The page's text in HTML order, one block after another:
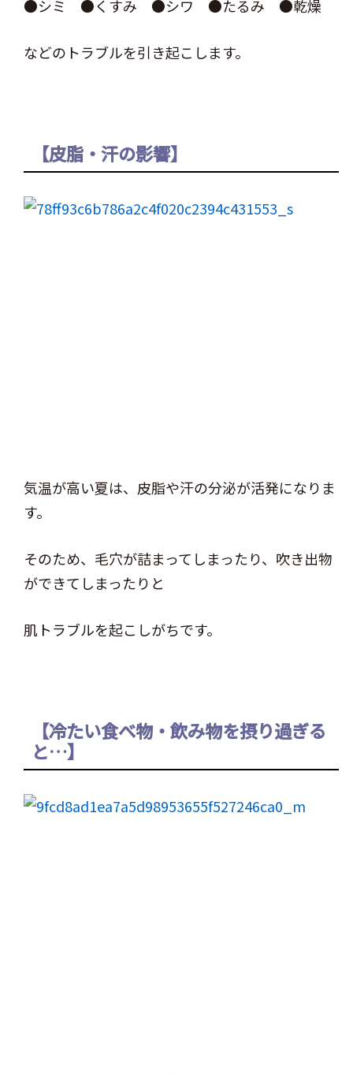
●シミ ●くすみ ●シワ ●たるみ ●乾燥
などのトラブルを引き起こします。
【皮脂・汗の影響】
気温が高い夏は、皮脂や汗の分泌が活発になりま
す。
そのため、毛穴が詰まってしまったり、吹き出物
ができてしまったりと
肌トラブルを起こしがちです。
【冷たい食べ物・飲み物を摂り過ぎる
と…】